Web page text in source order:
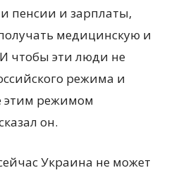
пенсии и зарплаты,
медицинскую и
чтобы эти люди не
режима и
этим режимом
он.
Украина не может